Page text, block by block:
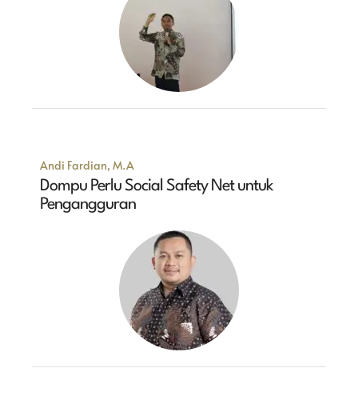
Andi Fardian, M.A
Dompu Perlu Social Safety Net untuk
Pengangguran